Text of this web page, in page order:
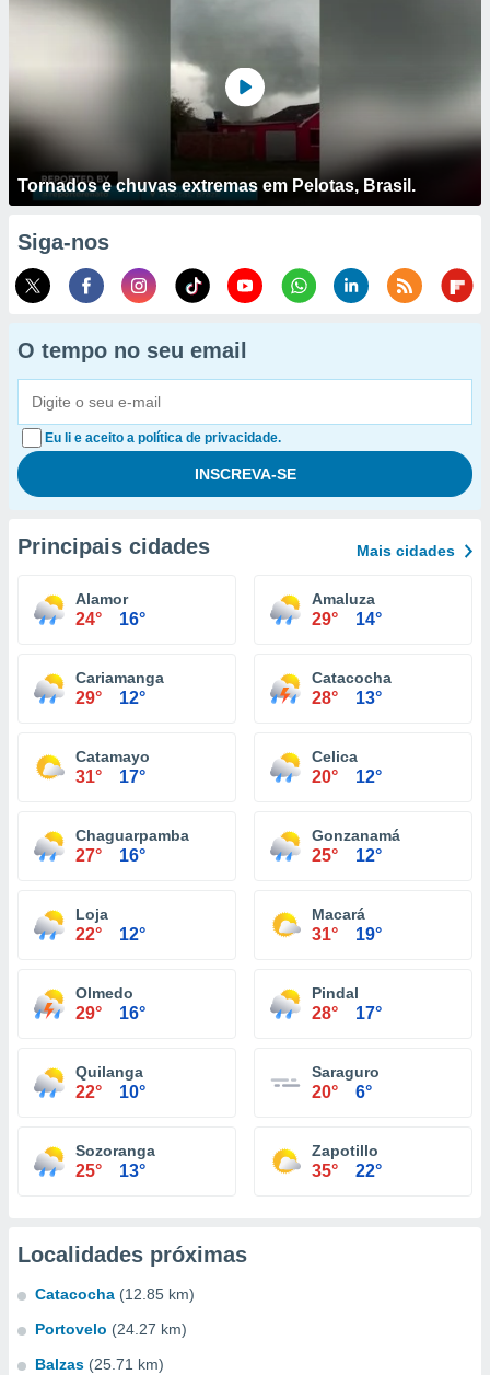
Tornados e chuvas extremas em Pelotas, Brasil.
Siga-nos
O tempo no seu email
Eu li e aceito a política de privacidade.
Principais cidades Mais cidades
Alamor
24° 16°
Amaluza
29° 14°
Cariamanga
29° 12°
Catacocha
28° 13°
Catamayo
31° 17°
Celica
20° 12°
Chaguarpamba
27° 16°
Gonzanamá
25° 12°
Loja
22° 12°
Macará
31° 19°
Olmedo
29° 16°
Pindal
28° 17°
Quilanga
22° 10°
Saraguro
20° 6°
Sozoranga
25° 13°
Zapotillo
35° 22°
Localidades próximas
Catacocha (12.85 km)
Portovelo (24.27 km)
Balzas (25.71 km)